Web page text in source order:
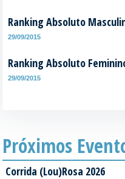
Ranking Absoluto
29/09/2015
Ranking Absoluto
29/09/2015
Próximos
Corrida (Lou)Rosa 2026